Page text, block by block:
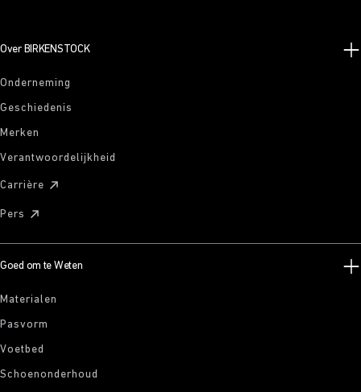
Over BIRKENSTOCK
Onderneming
Geschiedenis
Merken
Verantwoordelijkheid
Carrière
Pers
Goed om te Weten
Materialen
Pasvorm
Voetbed
Schoenonderhoud